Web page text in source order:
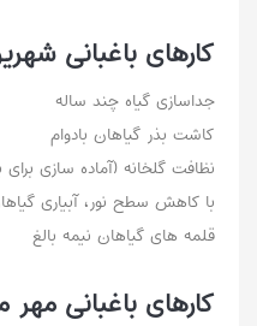
کارهای باغبانی
جداسازی گیاه چند ساله
کاشت بذر گیاهان بادوام
نظافت گلخانه (آماده سازی برای
با کاهش سطح نور، آبیاری
قلمه های گیاهان نیمه بالغ
کارهای باغبانی مهر